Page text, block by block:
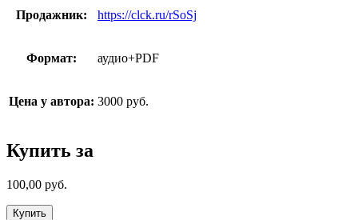
Продажник: https://clck.ru/rSoSj
Формат: аудио+PDF
Цена у автора: 3000 руб.
Купить за
100,00 руб.
Купить